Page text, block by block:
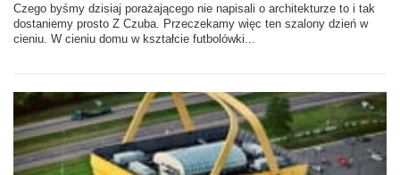
Czego byśmy dzisiaj porażającego nie napisali o architekturze to i tak
dostaniemy prosto Z Czuba. Przeczekamy więc ten szalony dzień w
cieniu. W cieniu domu w kształcie futbolówki...